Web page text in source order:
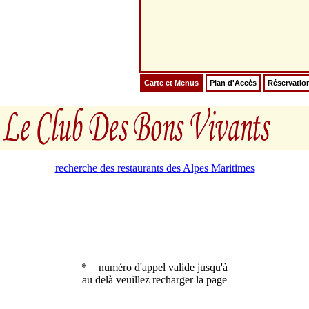
Carte et Menus Plan d'Accès
recherche des restaurants des Alpes Maritimes
* = numéro d'appel valide jusqu'à
au delà veuillez recharger la page